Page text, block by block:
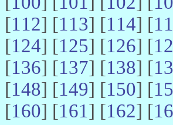
[112] [113] [114] [
[124] [125] [126] [
[136] [137] [138] [
[148] [149] [150] [
[160] [161] [162] [